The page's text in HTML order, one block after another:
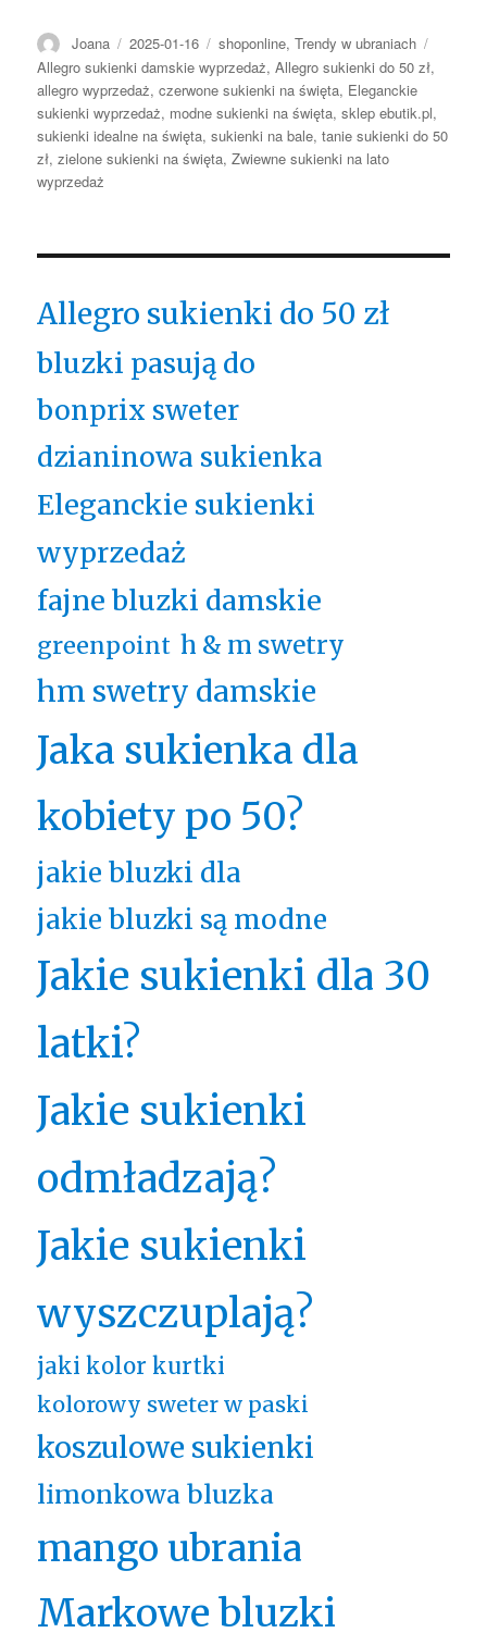
Autor
Joana Opublikowano
2025-01-16 Kategorie
shoponline,Trendy w ubraniach
Allegro sukienki damskie wyprzedaż,Allegro sukienki do 50 zł,
allegro wyprzedaż,czerwone sukienki na święta, Eleganckie
sukienki wyprzedaż, modne sukienki na święta,sklep ebutik.pl,
sukienki idealne na święta,sukienki na bale,tanie sukienki do 50
zł,zielone sukienki na święta,Zwiewne sukienki na lato
wyprzedaż
Allegro sukienki do 50 zł
bluzki pasują do
bonprix sweter
dzianinowa sukienka
Eleganckie sukienki
wyprzedaż
fajne bluzki damskie
greenpoint h & m swetry
hm swetry damskie
Jaka sukienka dla
kobiety po 50?
jakie bluzki dla
jakie bluzki są modne
Jakie sukienki dla 30
latki?
Jakie sukienki
odmładzają?
Jakie sukienki
wyszczuplają?
jaki kolor kurtki
kolorowy sweter w paski
koszulowe sukienki
limonkowa bluzka
mango ubrania
Markowe bluzki